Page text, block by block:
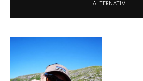
ALTERNATIV